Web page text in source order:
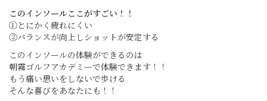
このインソールここがすごい！！
①とにかく疲れにくい
②バランスが向上しショットが安定する
このインソールの体験ができるのは
朝霧ゴルフアカデミーで体験できます！！
もう痛い思いをしないで歩ける
そんな喜びをあなたにも！！